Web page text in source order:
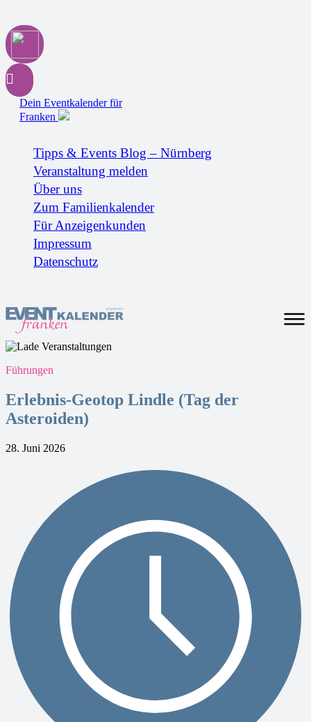
Dein Eventkalender für
Franken
Tipps & Events Blog – Nürnberg
Veranstaltung melden
Über uns
Zum Familienkalender
Für Anzeigenkunden
Impressum
Datenschutz
Führungen
Erlebnis-Geotop Lindle (Tag der
Asteroiden)
28. Juni 2026